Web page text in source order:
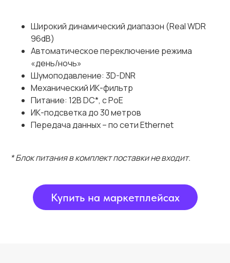
Широкий динамический диапазон (Real WDR
96dB)
Автоматическое переключение режима
«день/ночь»
Шумоподавление: 3D-DNR
Механический ИК-фильтр
Питание: 12В DC*, с PoE
ИК-подсветка до 30 метров
Передача данных – по сети Ethernet
* Блок питания в комплект поставки не входит.
Купить на маркетплейсах
Карта пополнения
облачного счета
TRASSIR Cloud
Подарок к комплектам видеонаблюдения